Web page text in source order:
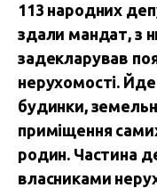
113 народних
здали мандат, з
задекларував
нерухомості.
будинки,
приміщення
родин. Частина
власниками